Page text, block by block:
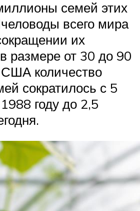
семей этих
всего мира
их
размере от 30 до 90
количество
сократилось с 5
году до 2,5